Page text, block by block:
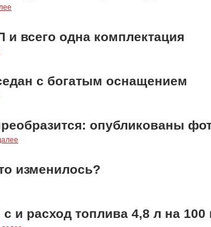
всего одна комплектация
с богатым оснащением
опубликованы
изменилось?
и расход топлива 4,8 л на 100